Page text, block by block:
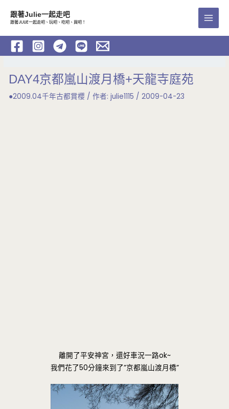
內
跟著Julie一起走吧
跟著JULIE一起走吧、玩吧、吃吧、買吧！
Main
DAY4京都嵐山渡月橋+天龍寺庭苑
●2009.04千年古都賞櫻 / 作者:julie1115 /2009-04-23
離開了平安神宮，還好車況一路ok~
我們花了50分鐘來到了”京都嵐山渡月橋”